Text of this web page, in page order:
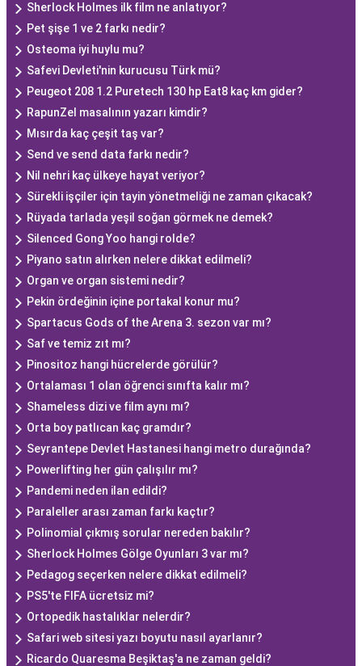
Sherlock Holmes ilk film ne anlatıyor?
Pet şişe 1 ve 2 farkı nedir?
Osteoma iyi huylu mu?
Safevi Devleti'nin kurucusu Türk mü?
Peugeot 208 1.2 Puretech 130 hp Eat8 kaç km gider?
RapunZel masalının yazarı kimdir?
Mısırda kaç çeşit taş var?
Send ve send data farkı nedir?
Nil nehri kaç ülkeye hayat veriyor?
Sürekli işçiler için tayin yönetmeliği ne zaman çıkacak?
Rüyada tarlada yeşil soğan görmek ne demek?
Silenced Gong Yoo hangi rolde?
Piyano satın alırken nelere dikkat edilmeli?
Organ ve organ sistemi nedir?
Pekin ördeğinin içine portakal konur mu?
Spartacus Gods of the Arena 3. sezon var mı?
Saf ve temiz zıt mı?
Pinositoz hangi hücrelerde görülür?
Ortalaması 1 olan öğrenci sınıfta kalır mı?
Shameless dizi ve film aynı mı?
Orta boy patlıcan kaç gramdır?
Seyrantepe Devlet Hastanesi hangi metro durağında?
Powerlifting her gün çalışılır mı?
Pandemi neden ilan edildi?
Paraleller arası zaman farkı kaçtır?
Polinomial çıkmış sorular nereden bakılır?
Sherlock Holmes Gölge Oyunları 3 var mı?
Pedagog seçerken nelere dikkat edilmeli?
PS5'te FIFA ücretsiz mi?
Ortopedik hastalıklar nelerdir?
Safari web sitesi yazı boyutu nasıl ayarlanır?
Ricardo Quaresma Beşiktaş'a ne zaman geldi?